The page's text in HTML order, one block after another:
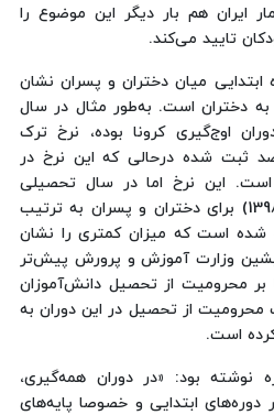
ایران هم بار دیگر این موضوع را
تایید می‌کند.
میان دختران و پسران نشان
دختران است. به‌طور مثال در سال
1399 که در دوران اوج‌گیری کرونا بوده، نرخ ترک
دختران رقم 1.20 درصد ثبت شده درحالی که این نرخ در
درصد بوده است. این نرخ اما در سال تحصیلی
پیشین (سال تحصیلی 1399-1398) برای دختران و پسران به ترتیب
درصد ثبت شده است که میزان کمتری را نشان
وزارت آموزش و پرورش پیش‌تر
بر محرومیت از تحصیل دانش‌آموزان
محرومیت از تحصیل در این دوران به
است.
نوشته بود: «در دوران همه‌گیری،
دوره‌های ابتدایی و خصوصا پایه‌های